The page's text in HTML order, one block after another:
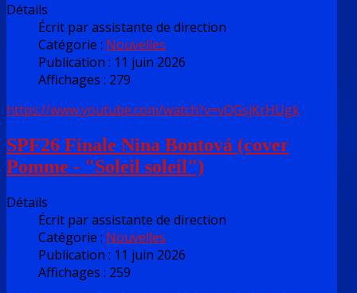
Détails
Écrit parassistante de direction
Catégorie : Nouvelles
Publication : 11 juin 2026
Affichages : 279
https://www.youtube.com/watch?v=vQGsjKrHUgk
SPF26 Finale Nina Bontová (cover
Pomme - "Soleil soleil")
Détails
Écrit parassistante de direction
Catégorie : Nouvelles
Publication : 11 juin 2026
Affichages : 259